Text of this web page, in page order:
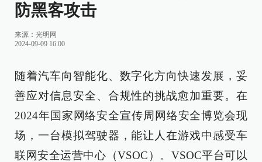
防黑客攻击
来源： 光明网
2024-09-09 16:00
随着汽车向智能化、数字化方向快速发展，妥
善应对信息安全、合规性的挑战愈加重要。在
2024年国家网络安全宣传周网络安全博览会现
场，一台模拟驾驶器，能让人在游戏中感受车
联网安全运营中心（VSOC）。VSOC平台可以